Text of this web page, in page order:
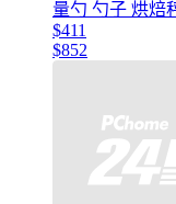
量勺 勺子 烘焙
$411
$852